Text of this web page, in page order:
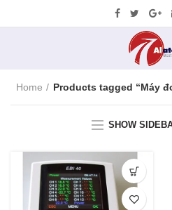
Home Products tagged “Máy
SHOW